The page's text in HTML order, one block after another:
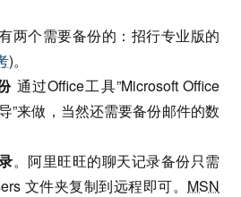
两个需要备份的：招行专业版的
)。
通过Office工具”Microsoft Office
”来做，当然还需要备份邮件的数
。阿里旺旺的聊天记录备份只需
文件夹复制到远程即可。 MSN